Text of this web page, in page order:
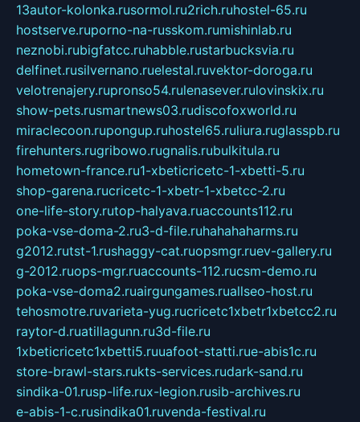
13autor-kolonka.rusormol.ru2rich.ruhostel-65.ru
hostserve.ruporno-na-russkom.rumishinlab.ru
neznobi.rubigfatcc.ruhabble.rustarbucksvia.ru
delfinet.rusilvernano.ruelestal.ruvektor-doroga.ru
velotrenajery.rupronso54.rulenasever.rulovinskix.ru
show-pets.rusmartnews03.rudiscofoxworld.ru
miraclecoon.rupongup.ruhostel65.ruliura.ruglasspb.ru
firehunters.rugribowo.rugnalis.rubulkitula.ru
hometown-france.ru1-xbeticricetc-1-xbetti-5.ru
shop-garena.rucricetc-1-xbetr-1-xbetcc-2.ru
one-life-story.rutop-halyava.ruaccounts112.ru
poka-vse-doma-2.ru3-d-file.ruhahahaharms.ru
g2012.rutst-1.rushaggy-cat.ruopsmgr.ruev-gallery.ru
g-2012.ruops-mgr.ruaccounts-112.rucsm-demo.ru
poka-vse-doma2.ruairgungames.ruallseo-host.ru
tehosmotre.ruvarieta-yug.rucricetc1xbetr1xbetcc2.ru
raytor-d.ruatillagunn.ru3d-file.ru
1xbeticricetc1xbetti5.ruuafoot-statti.rue-abis1c.ru
store-brawl-stars.rukts-services.rudark-sand.ru
sindika-01.rusp-life.rux-legion.rusib-archives.ru
e-abis-1-c.rusindika01.ruvenda-festival.ru